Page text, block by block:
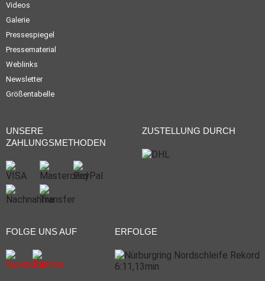
Videos
Galerie
Pressespiegel
Pressematerial
Weblinks
Newsletter
Größentabelle
UNSERE
ZAHLUNGSMETHODEN
ZUSTELLUNG DURCH
FOLGE UNS AUF ERFOLGE